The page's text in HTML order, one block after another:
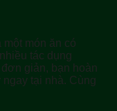
món ăn có
tác dụng
giản, bạn hoàn
tại nhà. Cùng